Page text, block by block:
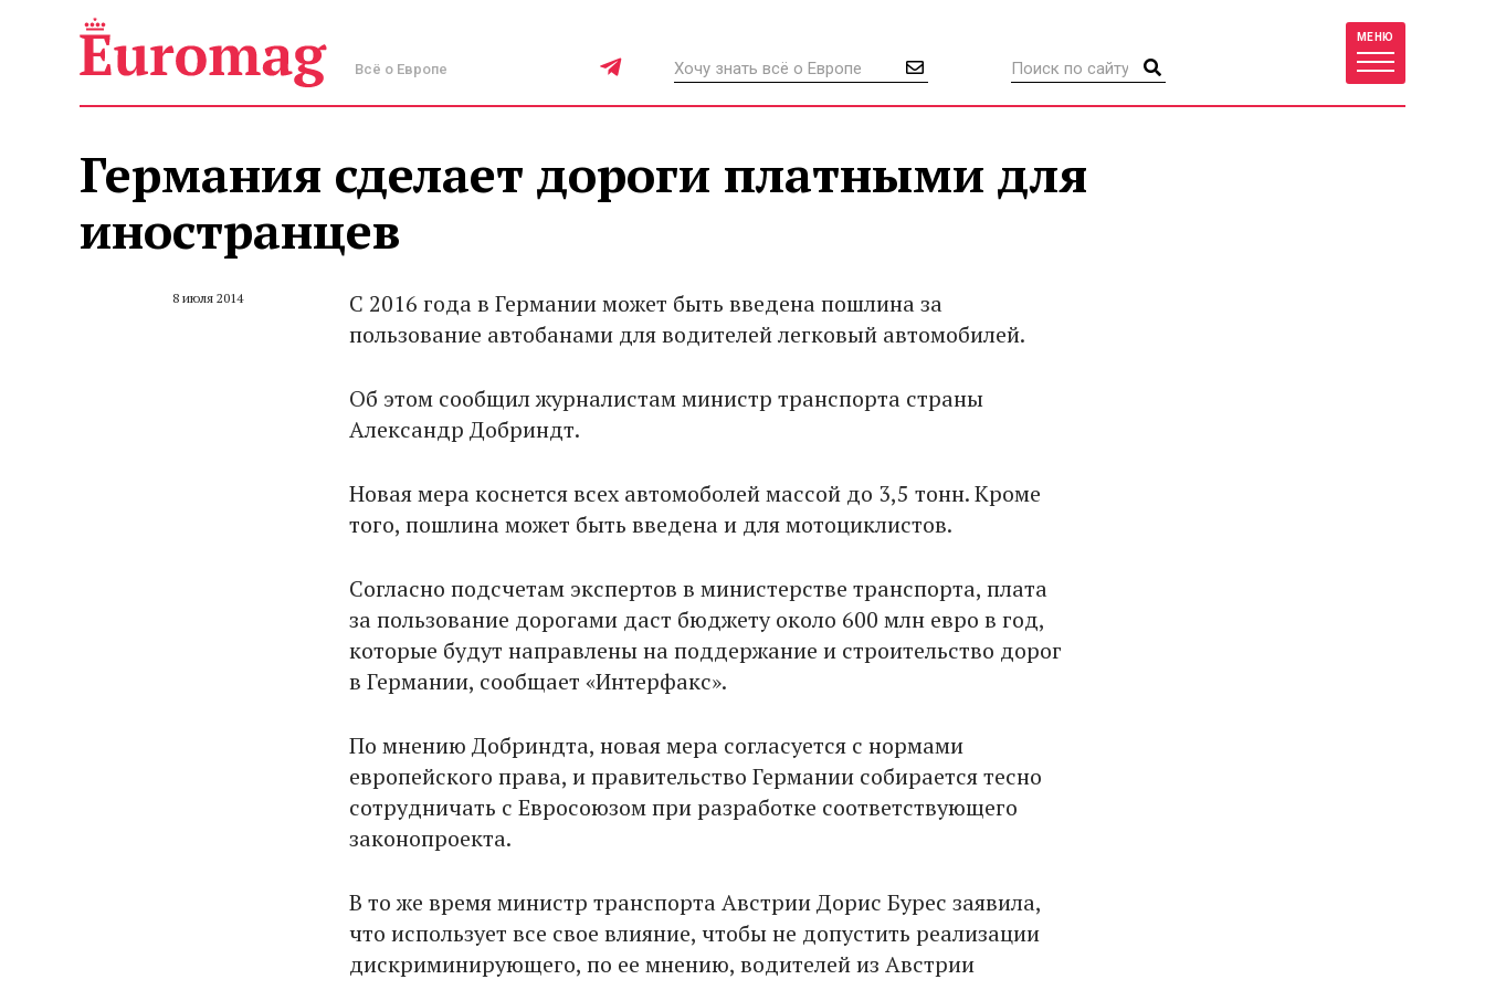
Всё о Европе
МЕНЮ
Германия сделает дороги платными для
иностранцев
8 июля 2014
С 2016 года в Германии может быть введена пошлина за
пользование автобанами для водителей легковый автомобилей.
Об этом сообщил журналистам министр транспорта страны
Александр Добриндт.
Новая мера коснется всех автомоболей массой до 3,5 тонн. Кроме
того, пошлина может быть введена и для мотоциклистов.
Согласно подсчетам экспертов в министерстве транспорта, плата
за пользование дорогами даст бюджету около 600 млн евро в год,
которые будут направлены на поддержание и строительство дорог
в Германии, сообщает «Интерфакс».
По мнению Добриндта, новая мера согласуется с нормами
европейского права, и правительство Германии собирается тесно
сотрудничать с Евросоюзом при разработке соответствующего
законопроекта.
В то же время министр транспорта Австрии Дорис Бурес заявила,
что использует все свое влияние, чтобы не допустить реализации
дискриминирующего, по ее мнению, водителей из Австрии